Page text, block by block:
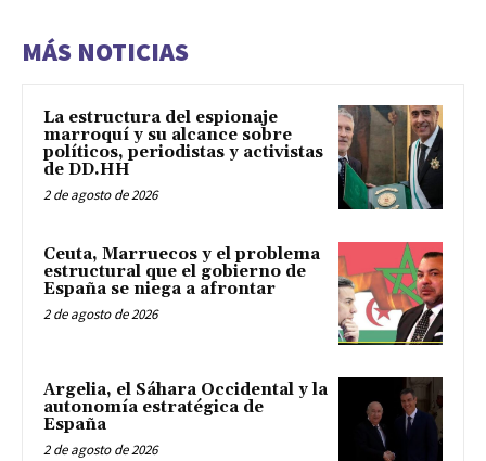
MÁS NOTICIAS
La estructura del espionaje
marroquí y su alcance sobre
políticos, periodistas y activistas
de DD.HH
2 de agosto de 2026
Ceuta, Marruecos y el problema
estructural que el gobierno de
España se niega a afrontar
2 de agosto de 2026
Argelia, el Sáhara Occidental y la
autonomía estratégica de
España
2 de agosto de 2026